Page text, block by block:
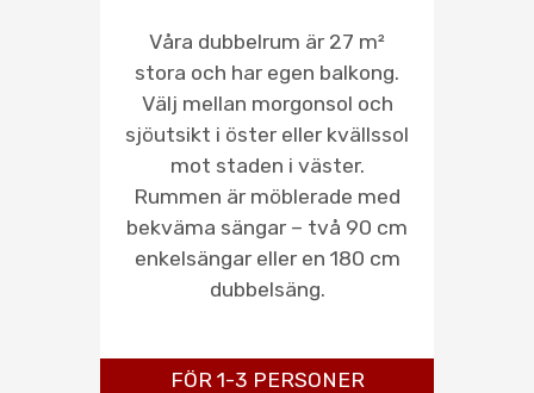
Våra dubbelrum är 27 m²
stora och har egen balkong.
Välj mellan morgonsol och
sjöutsikt i öster eller kvällssol
mot staden i väster.
Rummen är möblerade med
bekväma sängar – två 90 cm
enkelsängar eller en 180 cm
dubbelsäng.
FÖR 1-3 PERSONER